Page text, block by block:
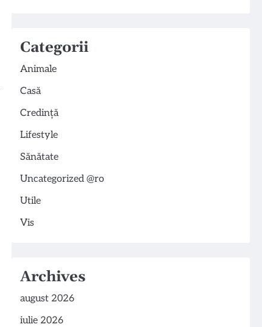
Categorii
Animale
Casă
Credință
Lifestyle
Sănătate
Uncategorized @ro
Utile
Vis
Archives
august 2026
iulie 2026